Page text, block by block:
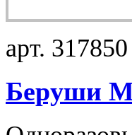
арт. 317850
Беруши